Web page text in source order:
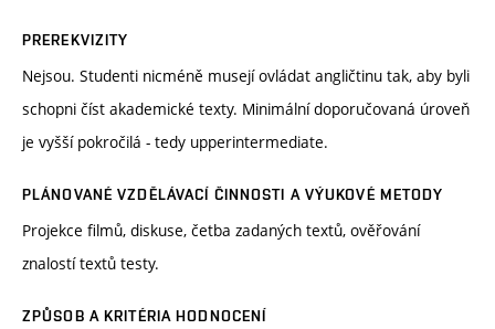
PREREKVIZITY
Nejsou. Studenti nicméně musejí ovládat angličtinu tak, aby byli
schopni číst akademické texty. Minimální doporučovaná úroveň
je vyšší pokročilá - tedy upperintermediate.
PLÁNOVANÉ VZDĚLÁVACÍ ČINNOSTI A VÝUKOVÉ METODY
Projekce filmů, diskuse, četba zadaných textů, ověřování
znalostí textů testy.
ZPŮSOB A KRITÉRIA HODNOCENÍ